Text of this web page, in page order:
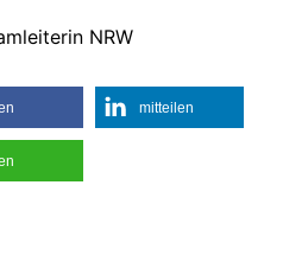
NRW
mitteilen